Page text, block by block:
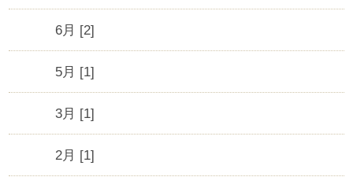
6月 [2]
5月 [1]
3月 [1]
2月 [1]